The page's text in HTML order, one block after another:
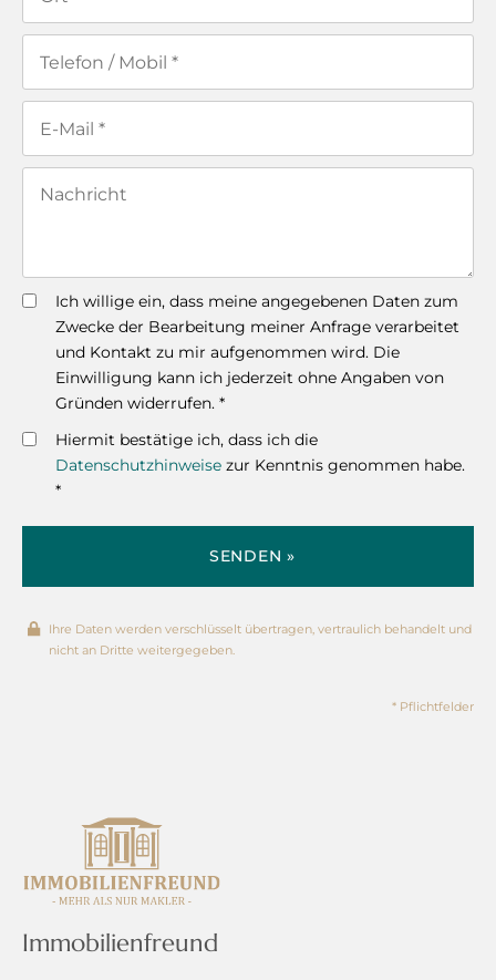
Ich willige ein, dass meine angegebenen Daten zum
Zwecke der Bearbeitung meiner Anfrage verarbeitet
und Kontakt zu mir aufgenommen wird. Die
Einwilligung kann ich jederzeit ohne Angaben von
Gründen widerrufen. *
Hiermit bestätige ich, dass ich die
Datenschutzhinweise zur Kenntnis genommen habe.
*
SENDEN »
Ihre Daten werden verschlüsselt übertragen, vertraulich behandelt und
nicht an Dritte weitergegeben.
* Pflichtfelder
Immobilienfreund